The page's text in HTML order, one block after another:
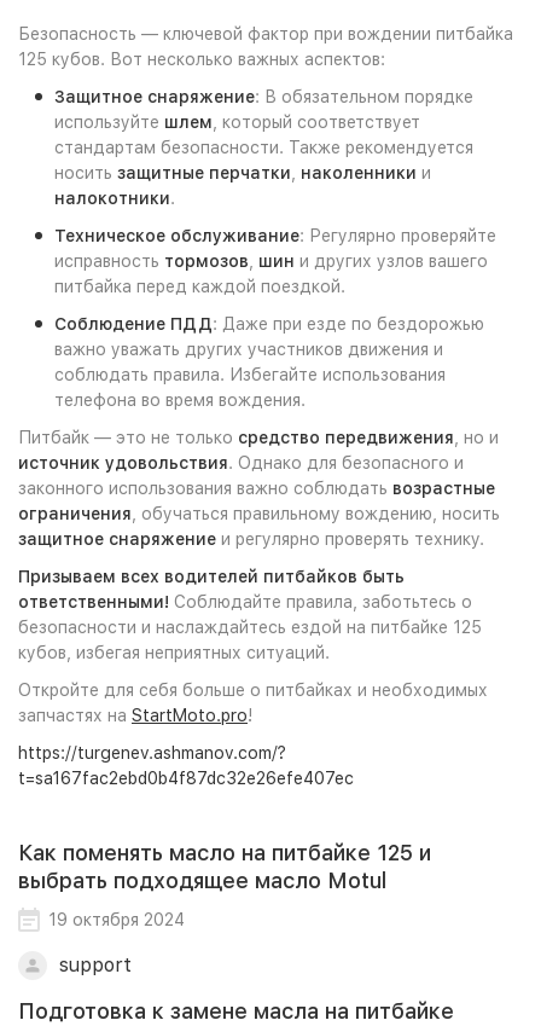
Безопасность — ключевой фактор при вождении питбайка
125 кубов. Вот несколько важных аспектов:
Защитное снаряжение: В обязательном порядке
используйте шлем, который соответствует
стандартам безопасности. Также рекомендуется
носить защитные перчатки, наколенники и
налокотники.
Техническое обслуживание: Регулярно проверяйте
исправность тормозов, шин и других узлов вашего
питбайка перед каждой поездкой.
Соблюдение ПДД: Даже при езде по бездорожью
важно уважать других участников движения и
соблюдать правила. Избегайте использования
телефона во время вождения.
Питбайк — это не только средство передвижения, но и
источник удовольствия. Однако для безопасного и
законного использования важно соблюдать возрастные
ограничения, обучаться правильному вождению, носить
защитное снаряжение и регулярно проверять технику.
Призываем всех водителей питбайков быть
ответственными! Соблюдайте правила, заботьтесь о
безопасности и наслаждайтесь ездой на питбайке 125
кубов, избегая неприятных ситуаций.
Откройте для себя больше о питбайках и необходимых
запчастях на StartMoto.pro!
https://turgenev.ashmanov.com/?
t=sa167fac2ebd0b4f87dc32e26efe407ec
Как поменять масло на питбайке 125 и
выбрать подходящее масло Motul
19 октября 2024
support
Подготовка к замене масла на питбайке